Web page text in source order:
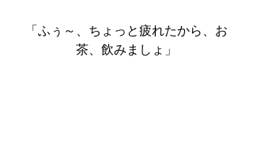
「ふぅ～、ちょっと疲れたから、お
茶、飲みましょ」